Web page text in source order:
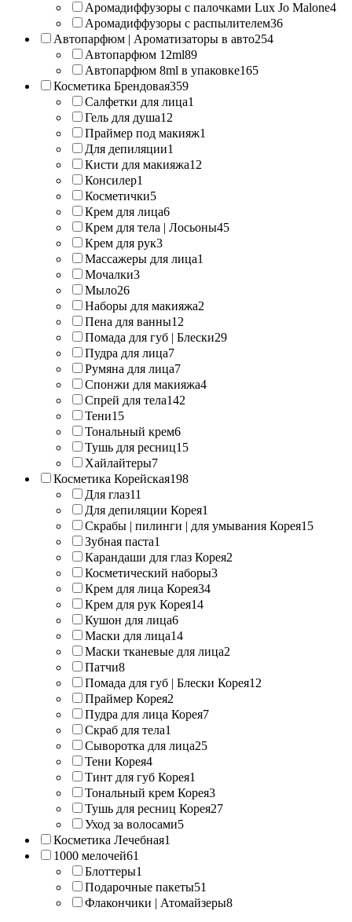
Аромадиффузоры с палочками Lux Jo Malone4
Аромадиффузоры с распылителем36
Автопарфюм | Ароматизаторы в авто254
Автопарфюм 12ml89
Автопарфюм 8ml в упаковке165
Косметика Брендовая359
Салфетки для лица1
Гель для душа12
Праймер под макияж1
Для депиляции1
Кисти для макияжа12
Консилер1
Косметички5
Крем для лица6
Крем для тела | Лосьоны45
Крем для рук3
Массажеры для лица1
Мочалки3
Мыло26
Наборы для макияжа2
Пена для ванны12
Помада для губ | Блески29
Пудра для лица7
Румяна для лица7
Спонжи для макияжа4
Спрей для тела142
Тени15
Тональный крем6
Тушь для ресниц15
Хайлайтеры7
Косметика Корейская198
Для глаз11
Для депиляции Корея1
Скрабы | пилинги | для умывания Корея15
Зубная паста1
Карандаши для глаз Корея2
Косметический наборы3
Крем для лица Корея34
Крем для рук Корея14
Кушон для лица6
Маски для лица14
Маски тканевые для лица2
Патчи8
Помада для губ | Блески Корея12
Праймер Корея2
Пудра для лица Корея7
Скраб для тела1
Сыворотка для лица25
Тени Корея4
Тинт для губ Корея1
Тональный крем Корея3
Тушь для ресниц Корея27
Уход за волосами5
Косметика Лечебная1
1000 мелочей61
Блоттеры1
Подарочные пакеты51
Флакончики | Атомайзеры8